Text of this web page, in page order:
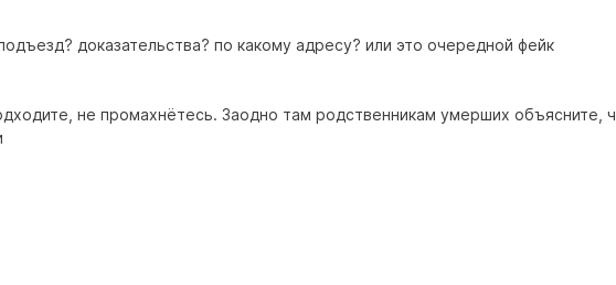
доказательства? по какому адресу? или это очередной фейк
не промахнётесь. Заодно там родственникам умерших объясните,